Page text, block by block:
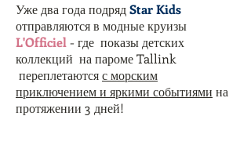
Уже два года подрядStar Kids
отправляются в модные круизы
L'Officiel - где показы детских
коллекций на пароме Tallink
переплетаютсяс морским
приключением и яркими событиями на
протяжении 3 дней!